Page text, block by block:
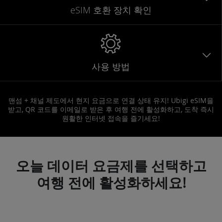
eSIM 호환 장치 확인
사용 방법
맨섬 + 채널 제도에서 현지 요금으로 연결 상태 유지! Ubigi eSIM을
받고, QR 코드를 이메일로 받은 후 여행 전에 활성화하고, 도착 즉시
원활한 인터넷 접속을 즐기세요!
오늘 데이터 요금제를 선택하고
여행 전에 활성화하세요!